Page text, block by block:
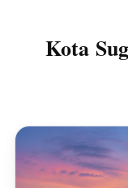
Kota